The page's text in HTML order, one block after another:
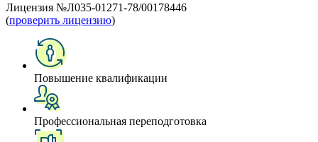
Лицензия №Л035-01271-78/00178446
(проверить лицензию)
Повышение квалификации
Профессиональная переподготовка